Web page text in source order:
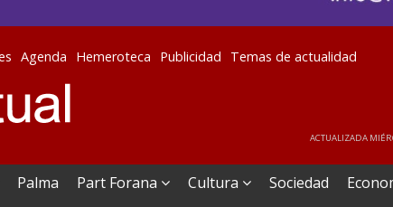
Agenda Hemeroteca Publicidad Temas de actualidad
ACTUALIZADA
Palma Part Forana Cultura Sociedad